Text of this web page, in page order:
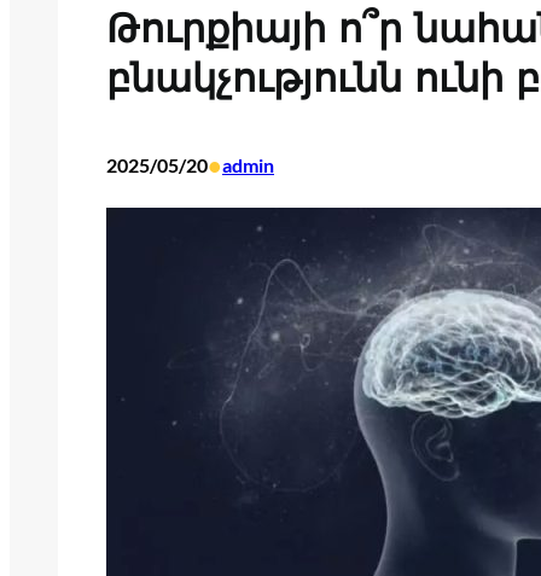
Թուրքիայի ո՞ր
բնակչությունն ունի
2025/05/20•admin